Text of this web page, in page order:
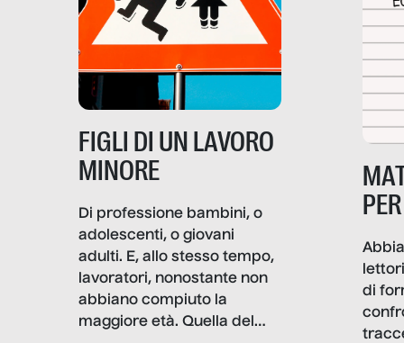
e crisi penetrino nel tessuto
più intimo delle società per
alterarne le molecole
professionali – e, attraverso
esse, il senso stesso della
FIGLI DI UN LAVORO
MINORE
Di professione bambini, o
adolescenti, o giovani
adulti. E, allo stesso tempo,
lavoratori, nonostante non
abbiano compiuto la
maggiore età. Quella del
di